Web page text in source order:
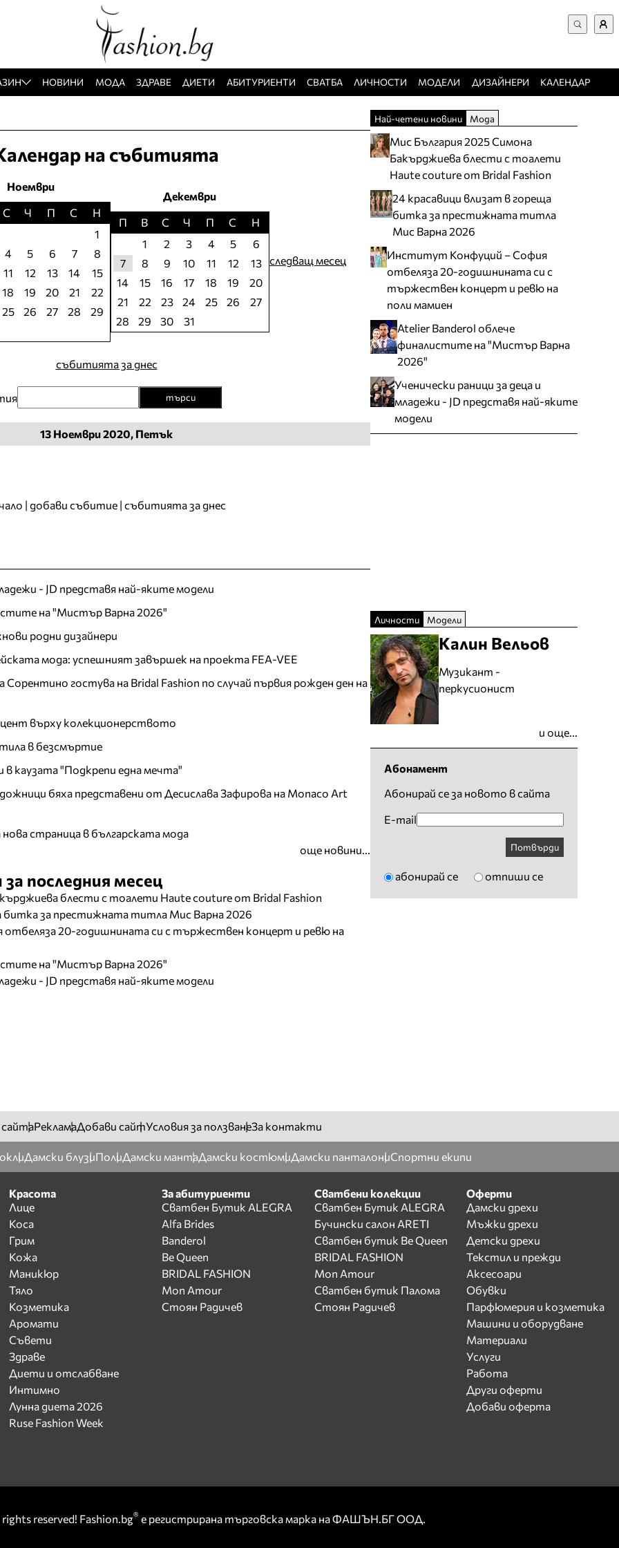
Забравена парола
Регистрация
Добавяне на фирма
Защо да се регистрирам
НОВИНИ МОДА ЗДРАВЕ ДИЕТИ АБИТУРИЕНТИ СВАТБА ЛИЧНОСТИ МОДЕЛИ ДИЗАЙНЕРИ КАЛЕНДАР
на събитията
Ноември
С Ч П С
Н
1
4 5 6 7
8
11 12 13 14
15
18 19 20 21
22
25 26 27 28
29
Декември
П
В С Ч П С
Н
1
2 3 4 5
6
7
8 9 10 11 12
13
14
15 16 17 18 19
20
21
22 23 24 25 26
27
28
29 30 31
следващ месец
събитията за днес
търси
13 Ноември2020, Петък
| добави събитие | събитията за днес
- JD представя най-яките модели
на "Мистър Варна 2026"
родни дизайнери
мода: успешният завършек на проекта FEA-VEE
гостува на Bridal Fashion по случай първия рожден ден на
върху колекционерството
в безсмъртие
в каузата "Подкрепи една мечта"
бяха представени от Десислава Зафирова на Monaco Art
страница в българската мода
още новини...
последния месец
блести с тоалети Haute couture от Bridal Fashion
битка за престижната титла Мис Варна 2026
20-годишнината си с тържествен концерт и ревю на
на "Мистър Варна 2026"
- JD представя най-яките модели
Най-четени новини Мода
Мис България 2025 Симона
Бакърджиева блести с тоалети
Haute couture от Bridal Fashion
24 красавици влизат в гореща
битка за престижната титла
Мис Варна 2026
Институт Конфуций – София
отбеляза 20-годишнината си с
тържествен концерт и ревю на
поли мамиен
Atelier Banderol облече
финалистите на "Мистър Варна
2026"
Ученически раници за деца и
младежи - JD представя най-яките
модели
Личности Модели
Калин Вельов
Музикант -
перкусионист
и още...
Абонамент
Абонирай се за новото в сайта
E-mail
Потвърди
абонирай се отпиши се
сайтаРекламаДобави сайтУсловия за ползванеЗа контакти
Дамски блузиПолиДамски мантаДамски костюмиДамски панталониСпортни екипи
Красота
Лице
Коса
Грим
Кожа
Маникюр
Тяло
Козметика
Аромати
Съвети
Здраве
Диети и отслабване
Интимно
Лунна диета 2026
Ruse Fashion Week
За абитуриенти
Сватбен Бутик ALEGRA
Alfa Brides
Banderol
Be Queen
BRIDAL FASHION
Mon Amour
Стоян Радичев
Сватбени колекции
Сватбен Бутик ALEGRA
Бучински салон ARETI
Сватбен бутик Be Queen
BRIDAL FASHION
Mon Amour
Сватбен бутик Палома
Стоян Радичев
Оферти
Дамски дрехи
Мъжки дрехи
Детски дрехи
Текстил и прежди
Аксесоари
Обувки
Парфюмерия и козметика
Машини и оборудване
Материали
Услуги
Работа
Други оферти
Добави оферта
reserved! Fashion.bg® е регистрирана търговска марка на ФАШЪН.БГ ООД.